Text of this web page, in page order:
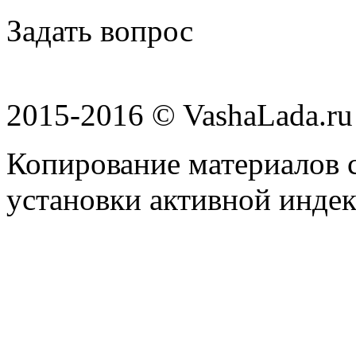
Задать вопрос
2015-2016 © VashaLada.ru
Копирование материалов
установки активной